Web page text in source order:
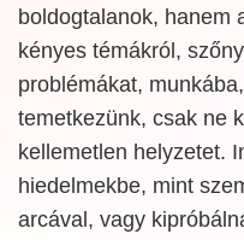
boldogtalanok, hanem
kényes témákról,
problémákat,
temetkezünk, csak ne
kellemetlen helyzetet.
hiedelmekbe, mint
arcával, vagy